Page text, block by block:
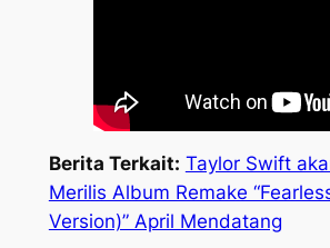
Berita Terkait: Taylor Swift
Merilis Album Remake
Version)” April Mendatang